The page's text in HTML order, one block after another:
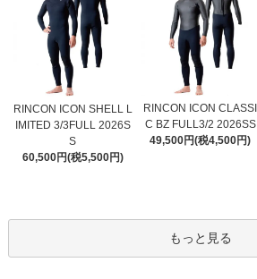
RINCON ICON SHELL L
IMITED 3/3FULL 2026S
S
60,500円(税5,500円)
RINCON ICON CLASSI
C BZ FULL3/2 2026SS
49,500円(税4,500円)
もっと見る